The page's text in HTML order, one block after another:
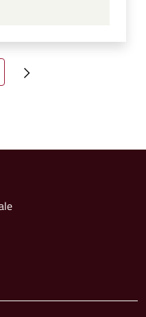
attuale
Pagina successiva